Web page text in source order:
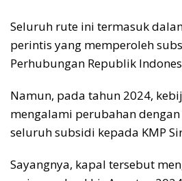
Seluruh rute ini termasuk
perintis yang memperoleh
Perhubungan Republik
Namun, pada tahun 2024,
mengalami perubahan
seluruh subsidi kepada KMP
Sayangnya, kapal tersebut